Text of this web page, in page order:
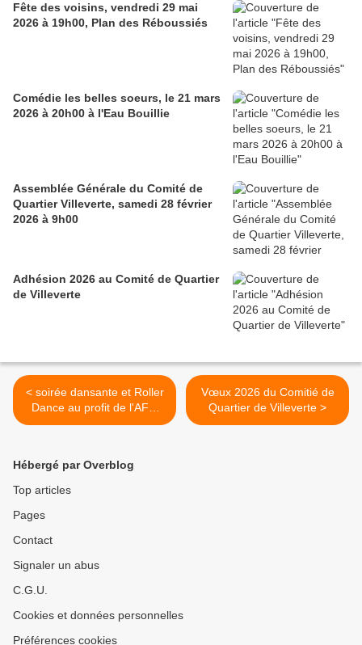
Fête des voisins, vendredi 29 mai
2026 à 19h00, Plan des Réboussiés
Comédie les belles soeurs, le 21 mars
2026 à 20h00 à l'Eau Bouillie
Assemblée Générale du Comité de
Quartier Villeverte, samedi 28 février
2026 à 9h00
Adhésion 2026 au Comité de Quartier
de Villeverte
< soirée dansante et Roller
Dance au profit de l'AFM
Téléthon, vendredi 5
Vœux 2026 du Comitié de
Quartier de Villeverte >
Hébergé par Overblog
Top articles
Pages
Contact
Signaler un abus
C.G.U.
Cookies et données personnelles
Préférences cookies